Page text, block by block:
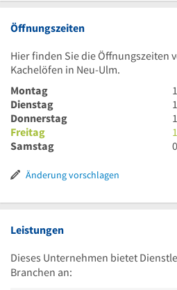
Öffnungszeiten
Hier finden Sie die Öffnungszeiten
Kachelöfen in Neu-Ulm.
Montag
Dienstag
Donnerstag
Freitag
Samstag
9
Änderung vorschlagen
Leistungen
Dieses Unternehmen bietet
Branchen an: